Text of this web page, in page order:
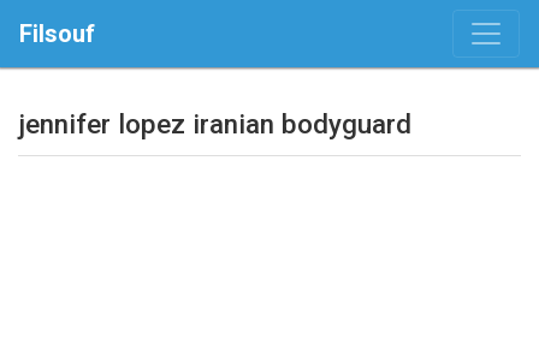
Filsouf
jennifer lopez iranian bodyguard